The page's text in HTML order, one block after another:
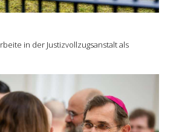
in der Justizvollzugsanstalt als